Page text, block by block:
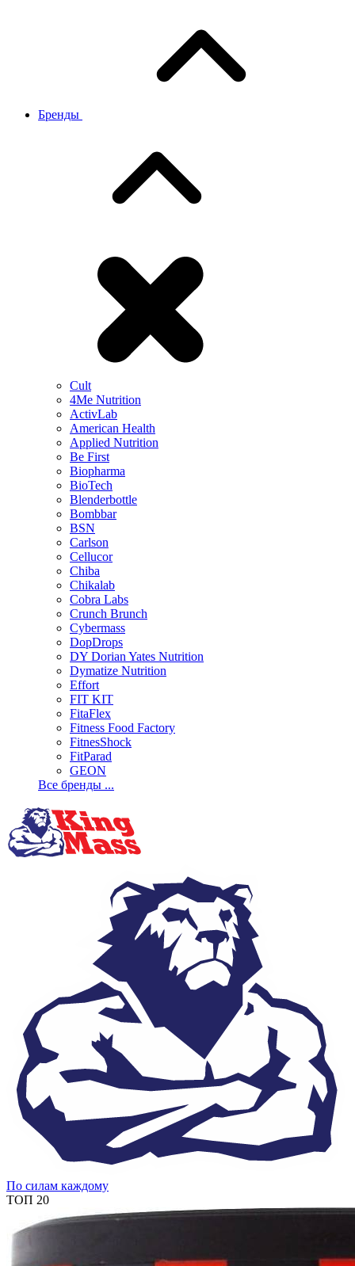
Бренды
Cult
4Me Nutrition
ActivLab
American Health
Applied Nutrition
Be First
Biopharma
BioTech
Blenderbottle
Bombbar
BSN
Carlson
Cellucor
Chiba
Chikalab
Cobra Labs
Crunch Brunch
Cybermass
DopDrops
DY Dorian Yates Nutrition
Dymatize Nutrition
Effort
FIT KIT
FitaFlex
Fitness Food Factory
FitnesShock
FitParad
GEON
Все бренды ...
По силам каждому
ТОП 20